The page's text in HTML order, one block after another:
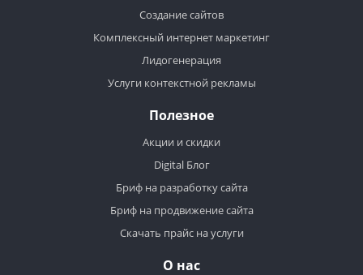
Создание сайтов
Комплексный интернет маркетинг
Лидогенерация
Услуги контекстной рекламы
Полезное
Акции и скидки
Digital Блог
Бриф на разработку сайта
Бриф на продвижение сайта
Скачать прайс на услуги
О нас